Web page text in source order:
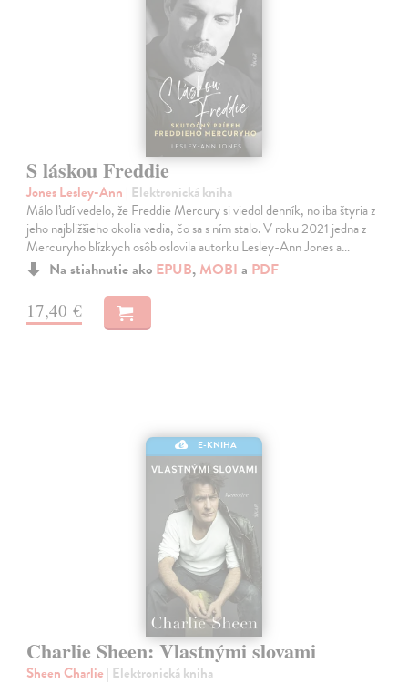
S láskou Freddie
Jones Lesley-Ann | Elektronická kniha
Málo ľudí vedelo, že Freddie Mercury si viedol denník, no iba štyria z
jeho najbližšieho okolia vedia, čo sa s ním stalo. V roku 2021 jedna z
Mercuryho blízkych osôb oslovila autorku Lesley-Ann Jones a…
Na stiahnutie ako EPUB, MOBI a PDF
17,40 €
E-KNIHA
Charlie Sheen: Vlastnými slovami
Sheen Charlie | Elektronická kniha